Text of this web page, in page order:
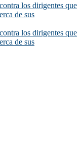
los dirigentes que
de sus
los dirigentes que
de sus